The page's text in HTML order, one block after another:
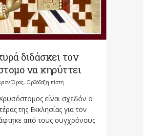
διδάσκει τον
να κηρύττει
Όρος, Ορθόδοξη πίστη
είναι σχεδόν ο
της Εκκλησίας για τον
από τους συγχρόνους